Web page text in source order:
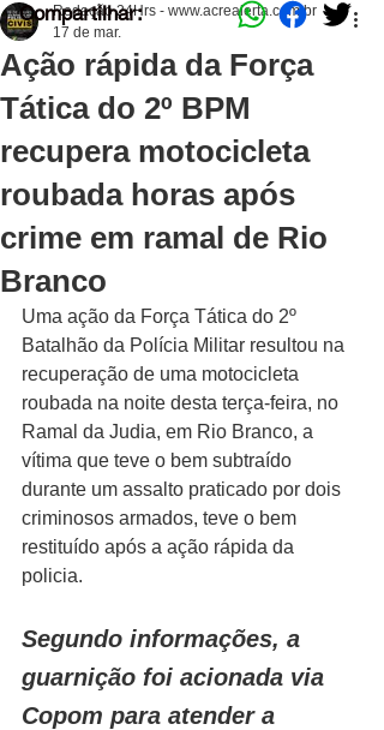
Ação rápida da Força
Tática do 2º BPM
recupera motocicleta
roubada horas após
crime em ramal de Rio
Branco
Redação 24Hrs - www.acrealerta.com.br
17 de mar.
Uma ação da Força Tática do 2º
Batalhão da Polícia Militar resultou na
recuperação de uma motocicleta
roubada na noite desta terça-feira, no
Ramal da Judia, em Rio Branco, a
vítima que teve o bem subtraído
durante um assalto praticado por dois
criminosos armados, teve o bem
restituído após a ação rápida da
policia.
Segundo informações, a
guarnição foi acionada via
Copom para atender a
Compartilhar: